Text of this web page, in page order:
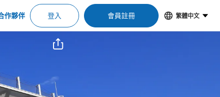
作夥伴 登入 會員註冊 繁體中文